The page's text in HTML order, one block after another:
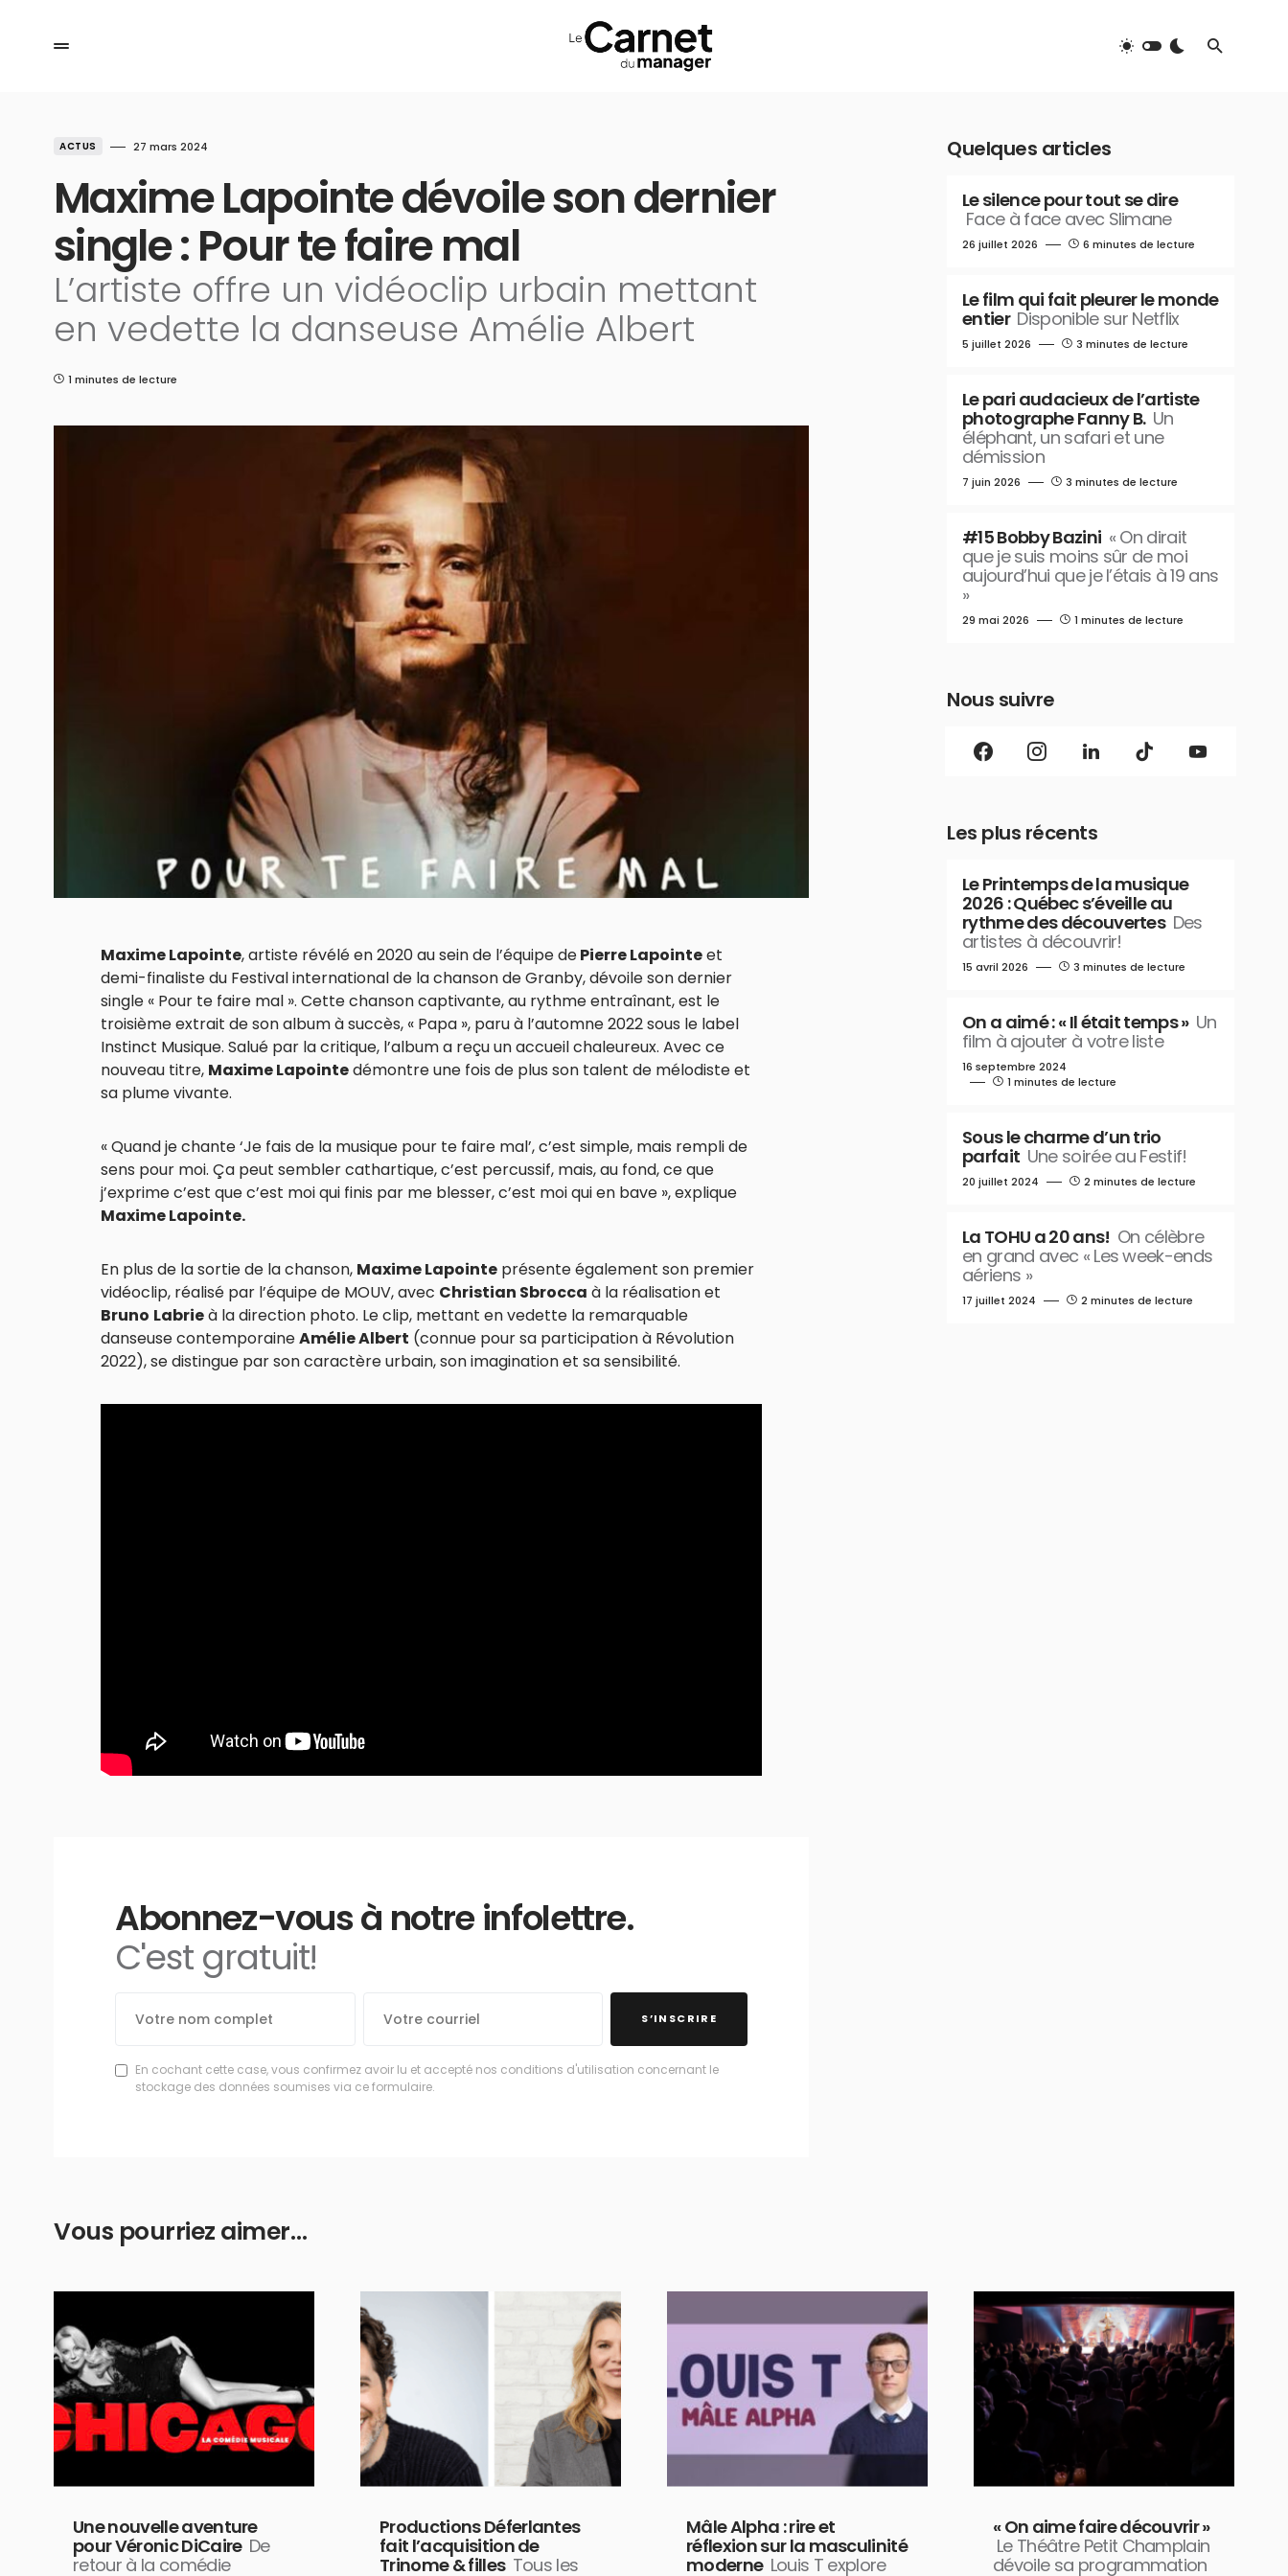
ACTUS 27 mars 2024
Maxime Lapointe dévoile son dernier
single : Pour te faire mal
L’artiste offre un vidéoclip urbain mettant
en vedette la danseuse Amélie Albert
1 minutes de lecture
Maxime Lapointe, artiste révélé en 2020 au sein de l’équipe dePierre Lapointeet
demi-finaliste du Festival international de la chanson de Granby, dévoile son dernier
single « Pour te faire mal ». Cette chanson captivante, au rythme entraînant, est le
troisième extrait de son album à succès, « Papa », paru à l’automne 2022 sous le label
Instinct Musique. Salué par la critique, l’album a reçu un accueil chaleureux. Avec ce
nouveau titre, Maxime Lapointedémontre une fois de plus son talent de mélodiste et
sa plume vivante.
« Quand je chante ‘Je fais de la musique pour te faire mal’, c’est simple, mais rempli de
sens pour moi. Ça peut sembler cathartique, c’est percussif, mais, au fond, ce que
j’exprime c’est que c’est moi qui finis par me blesser, c’est moi qui en bave », explique
Maxime Lapointe.
En plus de la sortie de la chanson, Maxime Lapointe présente également son premier
vidéoclip, réalisé par l’équipe de MOUV, avec Christian Sbrocca à la réalisation et
Bruno Labrieà la direction photo. Le clip, mettant en vedette la remarquable
danseuse contemporaineAmélie Albert (connue pour sa participation à Révolution
2022), se distingue par son caractère urbain, son imagination et sa sensibilité.
Abonnez-vous à notre infolettre.
C'est gratuit!
S’INSCRIRE
En cochant cette case, vous confirmez avoir lu et accepté nos conditions d'utilisation concernant le
stockage des données soumises via ce formulaire.
Quelques articles
Le silence pour tout se dire
Face à face avec Slimane
26 juillet 2026 6 minutes de lecture
Le film qui fait pleurer le monde
entier Disponible sur Netflix
5 juillet 2026 3 minutes de lecture
Le pari audacieux de l’artiste
photographe Fanny B. Un
éléphant, un safari et une
démission
7 juin 2026 3 minutes de lecture
#15 Bobby Bazini « On dirait
que je suis moins sûr de moi
aujourd’hui que je l’étais à 19 ans
»
29 mai 2026 1 minutes de lecture
Nous suivre
Les plus récents
Le Printemps de la musique
2026 : Québec s’éveille au
rythme des découvertes Des
artistes à découvrir!
15 avril 2026 3 minutes de lecture
On a aimé : « Il était temps » Un
film à ajouter à votre liste
16 septembre 2024
1 minutes de lecture
Sous le charme d’un trio
parfait Une soirée au Festif!
20 juillet 2024 2 minutes de lecture
La TOHU a 20 ans! On célèbre
en grand avec « Les week-ends
aériens »
17 juillet 2024 2 minutes de lecture
Vous pourriez aimer…
Une nouvelle aventure
pour Véronic DiCaire De
retour à la comédie
Productions Déferlantes
fait l’acquisition de
Trinome & filles Tous les
Mâle Alpha : rire et
réflexion sur la masculinité
moderne Louis T explore
« On aime faire découvrir »
Le Théâtre Petit Champlain
dévoile sa programmation